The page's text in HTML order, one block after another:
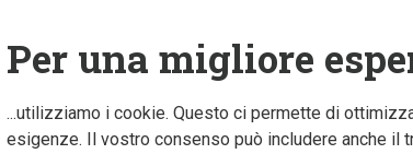
Per una migliore
...utilizziamo i cookie. Questo ci permette di
esigenze. Il vostro consenso può includere anche il